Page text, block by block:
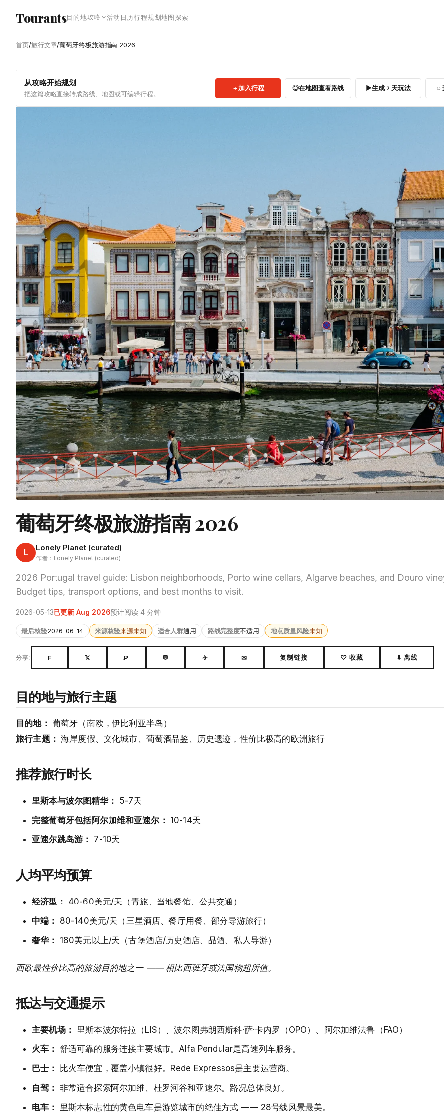
Tourants目的地攻略 活动日历行程规划地图探索
首页/旅行文章/葡萄牙终极旅游指南 2026
从攻略开始规划
把这篇攻略直接转成路线、地图或可编辑行程。
加入行程 在地图查看路线 生成 7 天玩法
葡萄牙终极旅游指南 2026
L Lonely Planet (curated)
作者：Lonely Planet (curated)
2026 Portugal travel guide: Lisbon neighborhoods, Porto wine cellars, Algarve beaches, and Douro
Budget tips, transport options, and best months to visit.
2026-05-13已更新 Aug 2026预计阅读 4 分钟
最后核验2026-06-14 来源核验来源未知 适合人群通用 路线完整度不适用 地点质量风险未知
分享: F 𝕏 𝙋 💬 ✈ ✉ 复制链接 ♡ 收藏 ⬇ 离线
目的地与旅行主题
目的地： 葡萄牙（南欧，伊比利亚半岛）
旅行主题： 海岸度假、文化城市、葡萄酒品鉴、历史遗迹，性价比极高的欧洲旅行
推荐旅行时长
里斯本与波尔图精华： 5-7天
完整葡萄牙包括阿尔加维和亚速尔： 10-14天
亚速尔跳岛游： 7-10天
人均平均预算
经济型： 40-60美元/天（青旅、当地餐馆、公共交通）
中端：
80-140美元/天（三星酒店、餐厅用餐、部分导游旅行）
奢华：
180美元以上/天（古堡酒店/历史酒店、品酒、私人导游）
西欧最性价比高的旅游目的地之一 —— 相比西班牙或法国物超所值。
抵达与交通提示
主要机场：
里斯本波尔特拉（LIS）、波尔图弗朗西斯科·萨·卡内罗（OPO）、阿尔加维法鲁（FAO）
火车： 舒适可靠的服务连接主要城市。Alfa Pendular是高速列车服务。
巴士：
比火车便宜，覆盖小镇很好。Rede Expressos是主要运营商。
自驾： 非常适合探索阿尔加维、杜罗河谷和亚速尔。路况总体良好。
电车：
里斯本标志性的黄色电车是游览城市的绝佳方式 —— 28号线风景最美。